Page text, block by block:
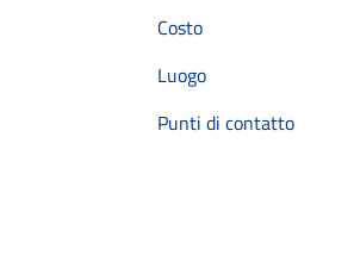
Costo
Luogo
Punti di contatto